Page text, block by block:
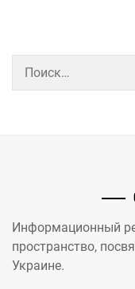
Информационный
пространство,
Украине.